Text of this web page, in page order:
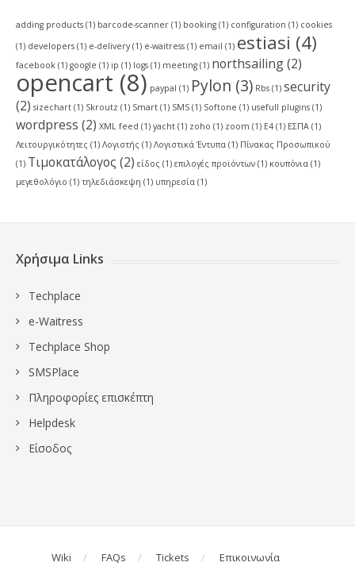
adding products (1) barcode-scanner (1) booking (1) configuration (1) cookies
(1) developers (1) e-delivery(1) e-waitress (1) email (1) estiasi (4)
facebook (1) google (1) ip (1) logs (1) meeting (1) northsailing(2)
opencart (8) paypal (1) Pylon (3) Rbs (1) security
(2) sizechart (1) Skroutz (1) Smart (1) SMS (1) Softone (1) usefull plugins (1)
wordpress (2) XML feed (1) yacht (1) zoho (1) zoom (1) Ε4 (1) ΕΣΠΑ (1)
Λειτουργικότητες (1) Λογιστής (1) Λογιστικά Έντυπα (1) Πίνακας Προσωπικού
(1) Τιμοκατάλογος (2) είδος (1) επιλογές προϊόντων (1) κουπόνια (1)
μεγεθολόγιο (1) τηλεδιάσκεψη (1) υπηρεσία (1)
Χρήσιμα Links
Techplace
e-Waitress
Techplace Shop
SMSPlace
Πληροφορίες επισκέπτη
Ηelpdesk
Είσοδος
Wiki FAQs Tickets Επικοινωνία